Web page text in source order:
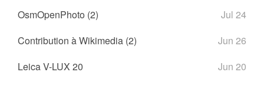
OsmOpenPhoto (2)
Jul 24
Contribution à Wikimedia (2)
Jun 26
Leica V-LUX 20
Jun 20